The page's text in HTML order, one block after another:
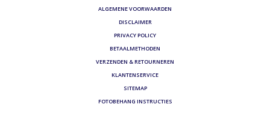
ALGEMENE VOORWAARDEN
DISCLAIMER
PRIVACY POLICY
BETAALMETHODEN
VERZENDEN & RETOURNEREN
KLANTENSERVICE
SITEMAP
FOTOBEHANG INSTRUCTIES